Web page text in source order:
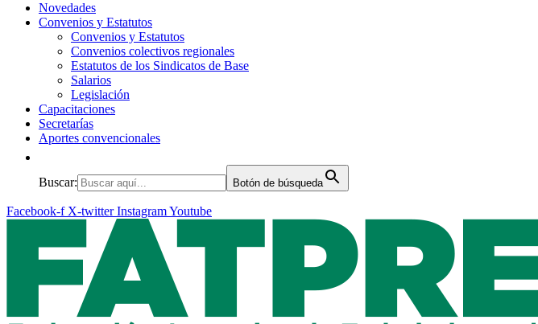
Novedades
Convenios y Estatutos
Convenios y Estatutos
Convenios colectivos regionales
Estatutos de los Sindicatos de Base
Salarios
Legislación
Capacitaciones
Secretarías
Aportes convencionales
Buscar: Botón de búsqueda
Facebook-f X-twitter InstagramYoutube